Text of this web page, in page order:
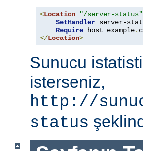
<Location "/server-status"
SetHandler server-
Require host example.
</Location>
Sunucu
isterseniz,
http://
status